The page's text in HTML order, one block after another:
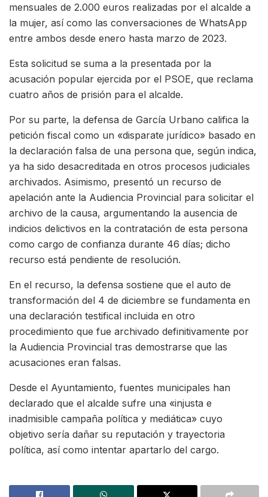
mensuales de 2.000 euros realizadas por el alcalde a
la mujer, así como las conversaciones de WhatsApp
entre ambos desde enero hasta marzo de 2023.
Esta solicitud se suma a la presentada por la
acusación popular ejercida por el PSOE, que reclama
cuatro años de prisión para el alcalde.
Por su parte, la defensa de García Urbano califica la
petición fiscal como un «disparate jurídico» basado en
la declaración falsa de una persona que, según indica,
ya ha sido desacreditada en otros procesos judiciales
archivados. Asimismo, presentó un recurso de
apelación ante la Audiencia Provincial para solicitar el
archivo de la causa, argumentando la ausencia de
indicios delictivos en la contratación de esta persona
como cargo de confianza durante 46 días; dicho
recurso está pendiente de resolución.
En el recurso, la defensa sostiene que el auto de
transformación del 4 de diciembre se fundamenta en
una declaración testifical incluida en otro
procedimiento que fue archivado definitivamente por
la Audiencia Provincial tras demostrarse que las
acusaciones eran falsas.
Desde el Ayuntamiento, fuentes municipales han
declarado que el alcalde sufre una «injusta e
inadmisible campaña política y mediática» cuyo
objetivo sería dañar su reputación y trayectoria
política, así como intentar apartarlo del cargo.